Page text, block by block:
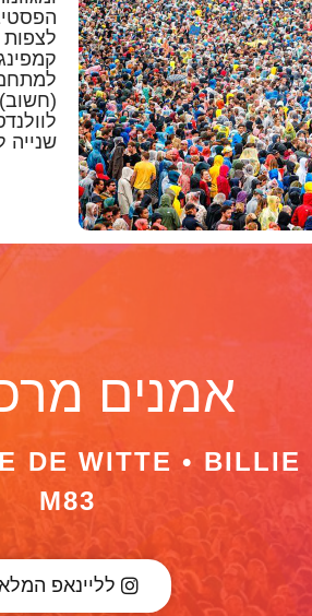
לצפות
שנייה
אמנים
DE WITTE • BILLIE
M83
לליינאפ